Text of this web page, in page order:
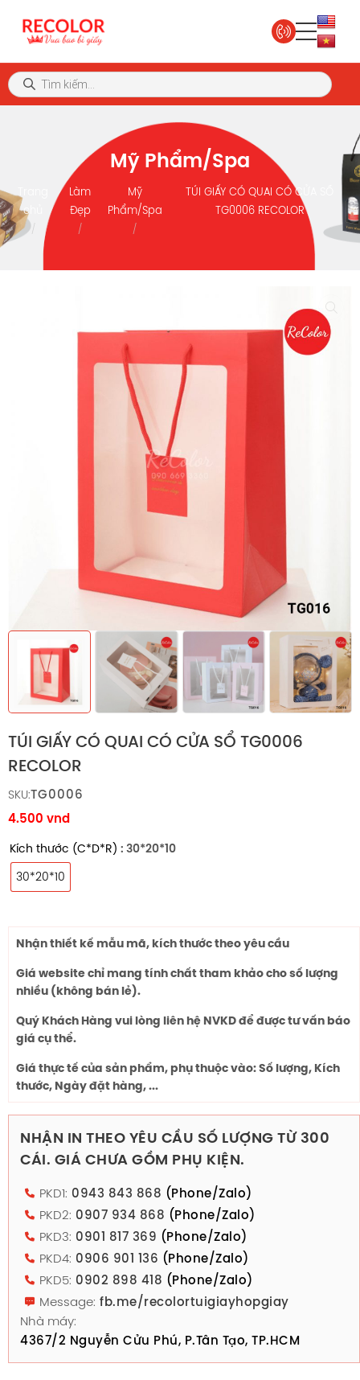
Mỹ Phẩm/Spa
chủ
Làm
Đẹp
Mỹ
Phẩm/Spa
TÚI GIẤY CÓ QUAI CÓ CỬA SỔ
TG0006 RECOLOR
TÚI GIẤY CÓ QUAI CÓ CỬA SỔ TG0006
RECOLOR
SKU:TG0006
4.500 vnd
Kích thước (C*D*R) : 30*20*10
30*20*10
Nhận thiết kế mẫu mã, kích thước theo yêu cầu
Giá website chỉ mang tính chất tham khảo cho số lượng
nhiều (không bán lẻ).
Quý Khách Hàng vui lòng liên hệ NVKD để được tư vấn báo
giá cụ thể.
Giá thực tế của sản phẩm, phụ thuộc vào: Số lượng, Kích
thước, Ngày đặt hàng, ...
NHẬN IN THEO YÊU CẦU SỐ LƯỢNG TỪ 300
CÁI. GIÁ CHƯA GỒM PHỤ KIỆN.
PKD1: 0943 843 868 (Phone/Zalo)
PKD2: 0907 934 868 (Phone/Zalo)
PKD3: 0901 817 369 (Phone/Zalo)
PKD4: 0906 901 136 (Phone/Zalo)
PKD5: 0902 898 418 (Phone/Zalo)
Message: fb.me/recolortuigiayhopgiay
Nhà máy:
4367/2 Nguyễn Cửu Phú, P.Tân Tạo, TP.HCM